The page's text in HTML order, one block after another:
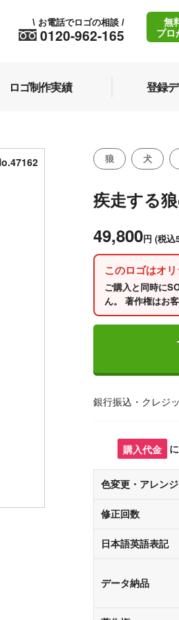
0120-962-165
\ お電話でロゴの相談 /
無
プロ
ロゴ制作実績 登録
狼 犬
疾走する
49,800円 (税込
このロゴはオ
ご購入と同時に
ん。 著作権はお
銀行振込・クレジ
購入代金
色変更・アレンジ
修正回数
日本語英語表記
データ納品